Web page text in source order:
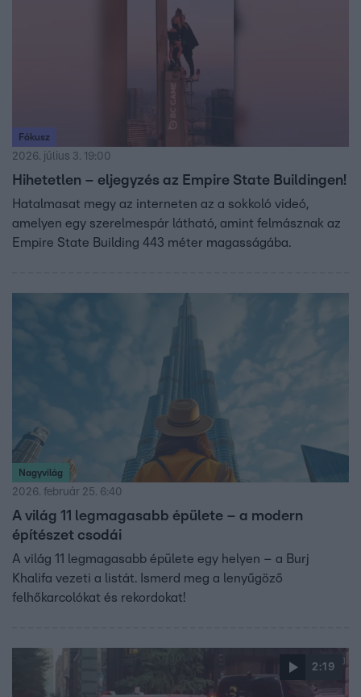
Fókusz
2026. július 3. 19:00
Hihetetlen – eljegyzés az Empire State Buildingen!
Hatalmasat megy az interneten az a sokkoló videó,
amelyen egy szerelmespár látható, amint felmásznak az
Empire State Building 443 méter magasságába.
Nagyvilág
2026. február 25. 6:40
A világ 11 legmagasabb épülete – a modern
építészet csodái
A világ 11 legmagasabb épülete egy helyen – a Burj
Khalifa vezeti a listát. Ismerd meg a lenyűgöző
felhőkarcolókat és rekordokat!
2:19